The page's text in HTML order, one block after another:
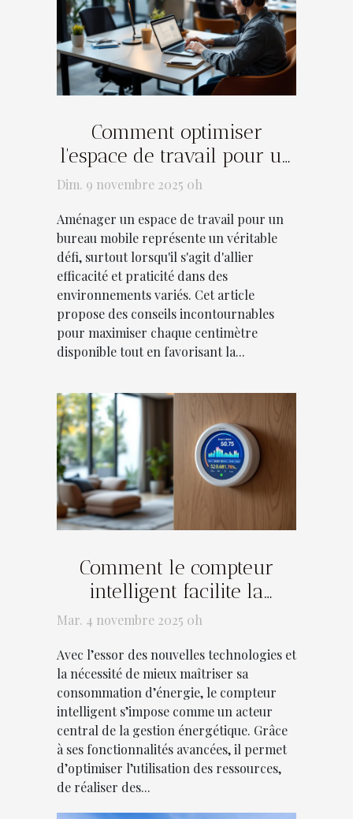
Comment optimiser
l'espace de travail pour un
bureau mobile ?
Dim. 9 novembre 2025 0h
Aménager un espace de travail pour un
bureau mobile représente un véritable
défi, surtout lorsqu'il s'agit d'allier
efficacité et praticité dans des
environnements variés. Cet article
propose des conseils incontournables
pour maximiser chaque centimètre
disponible tout en favorisant la...
Comment le compteur
intelligent facilite la
gestion énergétique ?
Mar. 4 novembre 2025 0h
Avec l’essor des nouvelles technologies et
la nécessité de mieux maîtriser sa
consommation d’énergie, le compteur
intelligent s’impose comme un acteur
central de la gestion énergétique. Grâce
à ses fonctionnalités avancées, il permet
d’optimiser l’utilisation des ressources,
de réaliser des...